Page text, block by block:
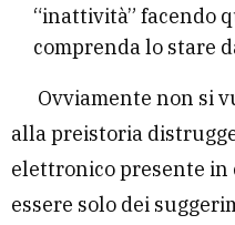
“inattività” facendo
comprenda lo stare
Ovviamente non si
alla preistoria
elettronico presente in
essere solo dei